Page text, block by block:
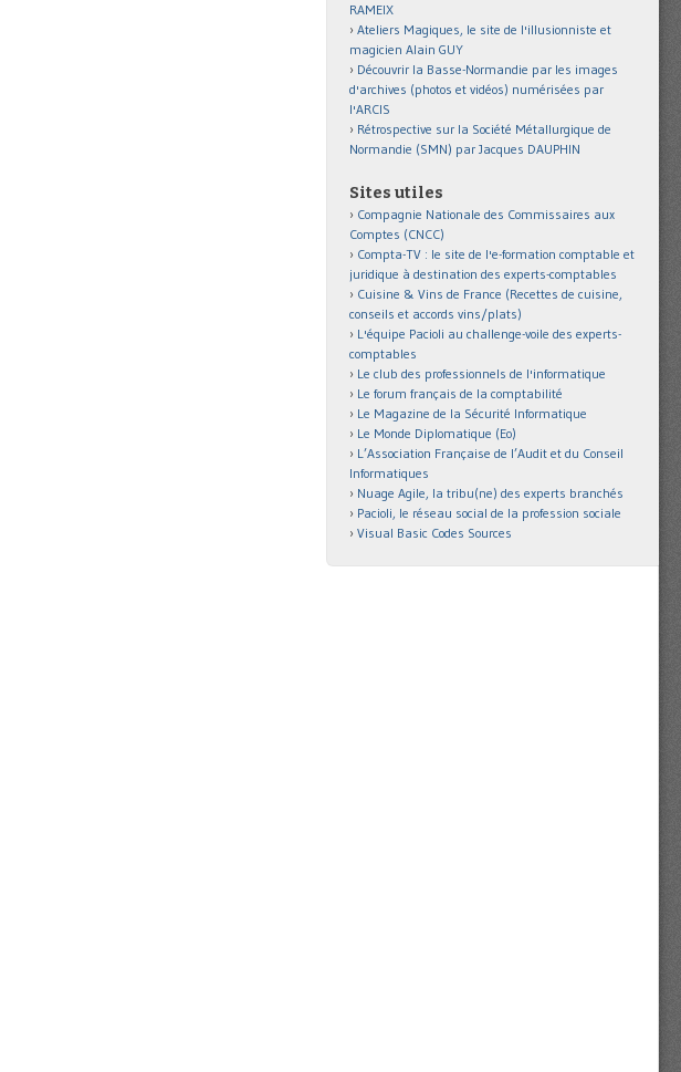
RAMEIX
Ateliers Magiques, le site de l'illusionniste et
magicien Alain GUY
Découvrir la Basse-Normandie par les images
d'archives (photos et vidéos) numérisées par
l'ARCIS
Rétrospective sur la Société Métallurgique de
Normandie (SMN) par Jacques DAUPHIN
Sites utiles
Compagnie Nationale des Commissaires aux
Comptes (CNCC)
Compta-TV : le site de l'e-formation comptable et
juridique à destination des experts-comptables
Cuisine & Vins de France (Recettes de cuisine,
conseils et accords vins/plats)
L'équipe Pacioli au challenge-voile des experts-
comptables
Le club des professionnels de l'informatique
Le forum français de la comptabilité
Le Magazine de la Sécurité Informatique
Le Monde Diplomatique (Eo)
L’Association Française de l’Audit et du Conseil
Informatiques
Nuage Agile, la tribu(ne) des experts branchés
Pacioli, le réseau social de la profession sociale
Visual Basic Codes Sources